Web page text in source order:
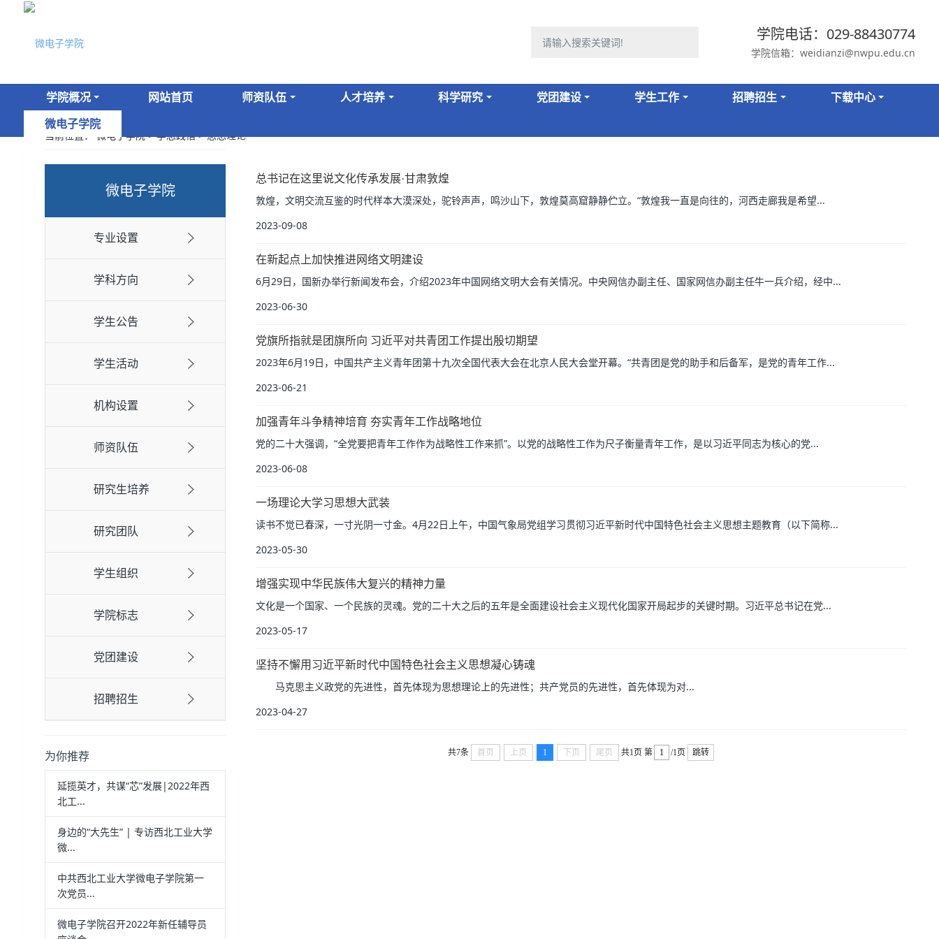
学院电话：029-88430774
学院信箱：weidianzi@nwpu.edu.cn
学院概况 网站首页 师资队伍 人才培养 科学研究 党团建设 学生工作 招聘招生
下载中心
微电子学院
当前位置： 微电子学院>学思践悟>思想理论
微电子学院
专业设置
学科方向
学生公告
学生活动
机构设置
师资队伍
研究生培养
研究团队
学生组织
学院标志
党团建设
招聘招生
为你推荐
延揽英才，共谋“芯”发展|2022年西
北工...
身边的“大先生” | 专访西北工业大学
微...
中共西北工业大学微电子学院第一
次党员...
微电子学院召开2022年新任辅导员
总书记在这里说文化传承发展·甘肃敦煌
敦煌，文明交流互鉴的时代样本大漠深处，驼铃声声，鸣沙山下，敦煌莫高窟静静伫立。“敦煌我一直是向往的，河西走廊我是希望...
2023-09-08
在新起点上加快推进网络文明建设
6月29日，国新办举行新闻发布会，介绍2023年中国网络文明大会有关情况。中央网信办副主任、国家网信办副主任牛一兵介绍，经中...
2023-06-30
党旗所指就是团旗所向 习近平对共青团工作提出殷切期望
2023年6月19日，中国共产主义青年团第十九次全国代表大会在北京人民大会堂开幕。“共青团是党的助手和后备军，是党的青年工作...
2023-06-21
加强青年斗争精神培育 夯实青年工作战略地位
党的二十大强调，“全党要把青年工作作为战略性工作来抓”。以党的战略性工作为尺子衡量青年工作，是以习近平同志为核心的党...
2023-06-08
一场理论大学习思想大武装
读书不觉已春深，一寸光阴一寸金。4月22日上午，中国气象局党组学习贯彻习近平新时代中国特色社会主义思想主题教育（以下简称...
2023-05-30
增强实现中华民族伟大复兴的精神力量
文化是一个国家、一个民族的灵魂。党的二十大之后的五年是全面建设社会主义现代化国家开局起步的关键时期。习近平总书记在党...
2023-05-17
坚持不懈用习近平新时代中国特色社会主义思想凝心铸魂
马克思主义政党的先进性，首先体现为思想理论上的先进性；共产党员的先进性，首先体现为对...
2023-04-27
共7条 首页 上页 1 下页 尾页 共1页 第 /1页 跳转